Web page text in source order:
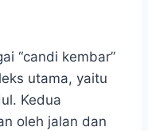
“candi kembar”
utama, yaitu
Kedua
oleh jalan dan